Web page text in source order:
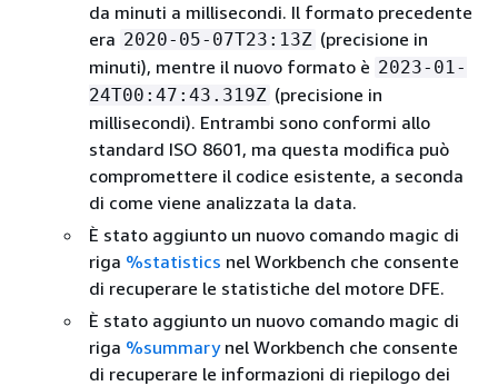
da minuti a millisecondi. Il formato precedente
era 2020-05-07T23:13Z (precisione in
minuti), mentre il nuovo formato è 2023-01-
24T00:47:43.319Z (precisione in
millisecondi). Entrambi sono conformi allo
standard ISO 8601, ma questa modifica può
compromettere il codice esistente, a seconda
di come viene analizzata la data.
È stato aggiunto un nuovo comando magic di
riga %statistics nel Workbench che consente
di recuperare le statistiche del motore DFE.
È stato aggiunto un nuovo comando magic di
riga %summarynel Workbench che consente
di recuperare le informazioni di riepilogo dei